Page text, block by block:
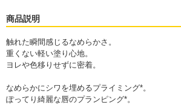
商品説明
触れた瞬間感じるなめらかさ。
重くない軽い塗り心地。
ヨレや色移りせずに密着。
なめらかにシワを埋めるプライミング*。
ぽってり綺麗な唇のプランピング*。